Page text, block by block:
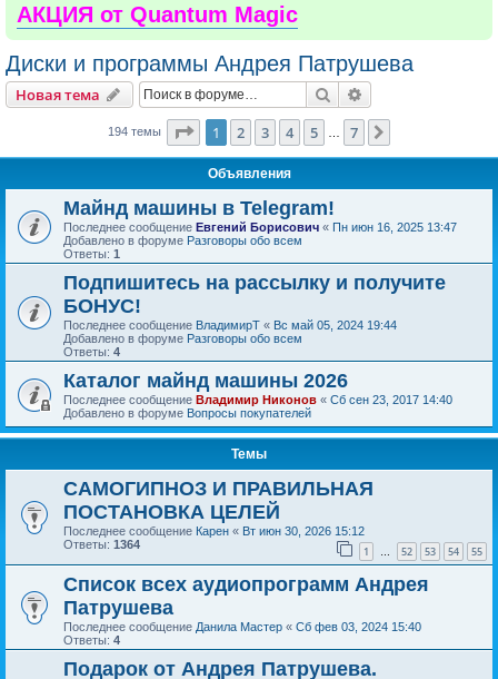
АКЦИЯ от Quantum Magic
Диски и программы Андрея Патрушева
Новая тема Поиск
194 темы Страница из
1 2 3 4 5 7
Объявления
Майнд машины в Telegram!
Последнее сообщение Евгений Борисович « Пн июн 16, 2025 13:47
Добавлено в форуме Разговоры обо всем
Ответы: 1
Подпишитесь на рассылку и получите
БОНУС!
Последнее сообщение ВладимирТ « Вс май 05, 2024 19:44
Добавлено в форуме Разговоры обо всем
Ответы: 4
Каталог майнд машины 2026
Последнее сообщение Владимир Никонов « Сб сен 23, 2017 14:40
Добавлено в форуме Вопросы покупателей
Темы
САМОГИПНОЗ И ПРАВИЛЬНАЯ
ПОСТАНОВКА ЦЕЛЕЙ
Последнее сообщение Карен « Вт июн 30, 2026 15:12
Ответы: 1364 1 … 52 53 54 55
Список всех аудиопрограмм Андрея
Патрушева
Последнее сообщение Данила Мастер « Сб фев 03, 2024 15:40
Ответы: 4
Подарок от Андрея Патрушева.